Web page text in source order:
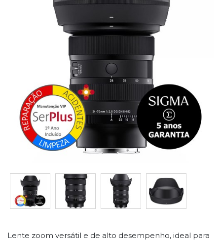
Lente zoom versátil e de alto desempenho, ideal para